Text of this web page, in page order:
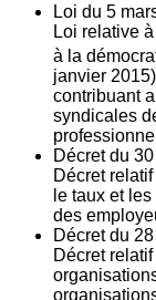
Loi du 5
Loi relative
à la
janvier
contribuant
syndicales
Décret du 30
Décret
le taux et
des
Décret du 28
Décret